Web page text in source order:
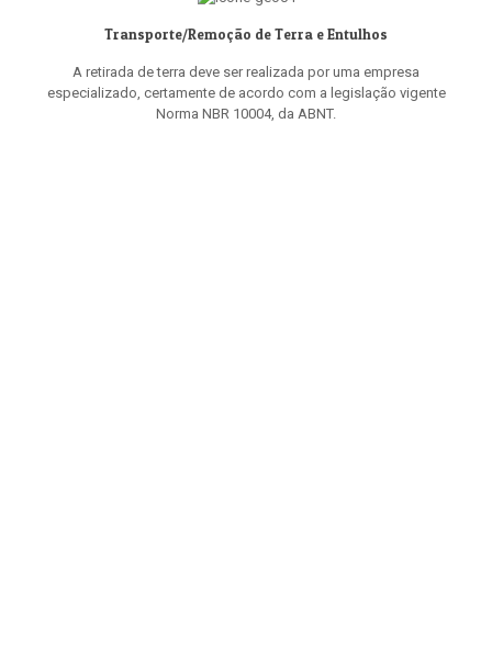
Transporte/Remoção de Terra e Entulhos
A retirada de terra deve ser realizada por uma empresa
especializado, certamente de acordo com a legislação vigente
Norma NBR 10004, da ABNT.